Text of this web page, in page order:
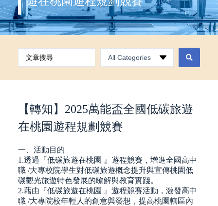
【轉知】2025萬能盃全國低碳旅遊
在桃園遊程規劃競賽
一、活動目的
1.透過『低碳旅遊在桃園 』遊程競賽，增進全國高中
職 /大專校院學生對低碳旅遊概念提升與宣傳桃園低
碳觀光旅遊特色發展的瞭解與教育實踐。
2.藉由『低碳旅遊在桃園 』遊程競賽活動，激發高中
職 /大專院校年輕人的創意與發想，提高桃園轄區內